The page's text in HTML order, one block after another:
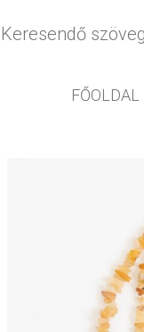
FŐOLDAL